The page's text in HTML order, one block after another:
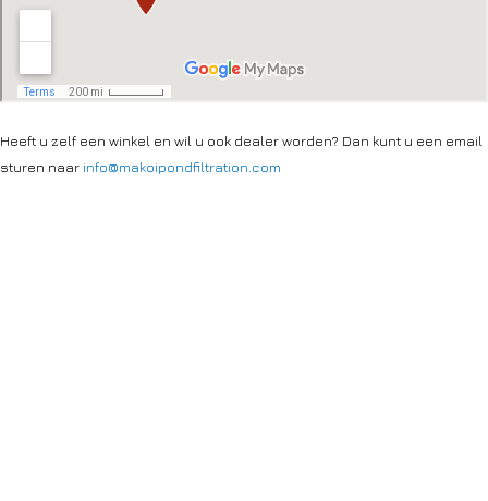
Heeft u zelf een winkel en wil u ook dealer worden? Dan kunt u een email
sturen naar info@makoipondfiltration.com